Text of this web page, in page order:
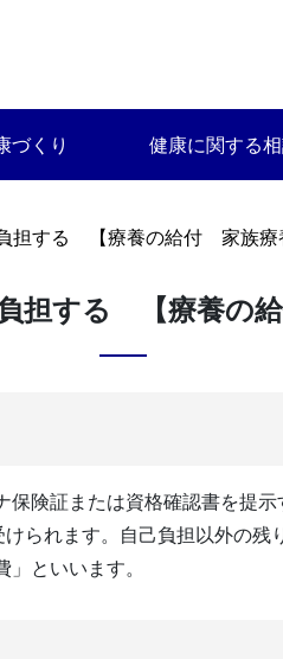
づくり 健康に関する
担する 【療養の給付 家族療
担する 【療養の
険証または資格確認書を提
られます。自己負担以外の
といいます。